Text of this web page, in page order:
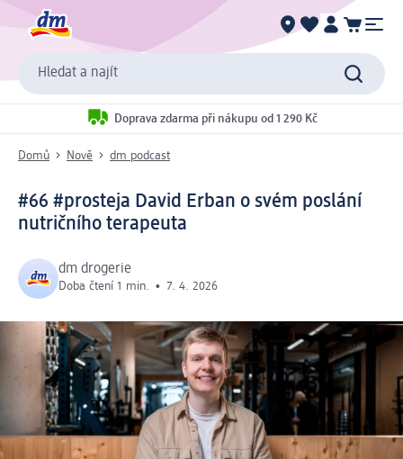
Hledat a najít
Doprava zdarma při nákupu od 1 290 Kč
Domů Nově dm podcast
#66 #prosteja David Erban o svém poslání
nutričního terapeuta
dm drogerie
Doba čtení 1 min. • 7. 4. 2026